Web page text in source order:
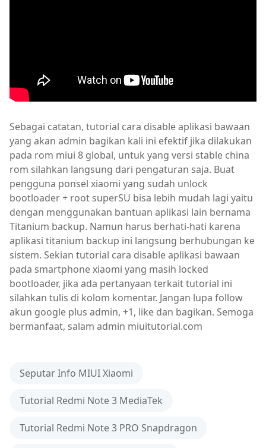
Sebagai catatan, tutorial cara disable aplikasi bawaan
yang akan admin bagikan kali ini efektif jika dilakukan
pada rom miui 8 global, untuk yang versi stable china
rom silahkan langsung dari pengaturan saja. Buat
pengguna ponsel xiaomi yang sudah unlock
bootloader + root superSU bisa lebih mudah lagi yaitu
dengan menggunakan bantuan aplikasi lain bernama
Titanium backup. Namun harus berhati-hati karena
aplikasi titanium backup ini langsung berhubungan ke
sistem. Sekian tutorial cara disable aplikasi bawaan
pada smartphone xiaomi yang masih locked
bootloader, jika ada pertanyaan terkait tutorial ini
silahkan tulis di kolom komentar. Jangan lupa follow
akun google plus admin, +1, like dan bagikan. Semoga
bermanfaat, salam admin miuitutorial.com
Seputar Info MIUI Xiaomi
Tutorial Redmi Note 3 MediaTek
Tutorial Redmi Note 3 PRO Snapdragon